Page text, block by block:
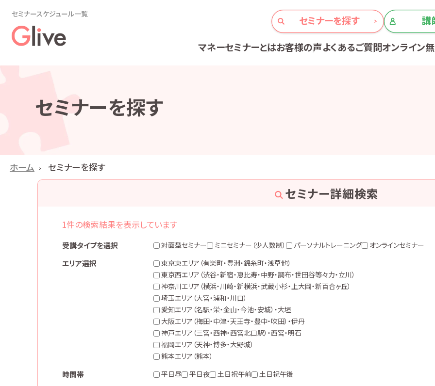
セミナースケジュール一覧
セミナーを探す 講
マネーセミナーとはお客様の声よくあるご質問オンライン
セミナーを探す
ホーム セミナーを探す
セミナー詳細検索
1件の検索結果を表示しています
受講タイプを選択 対面型セミナー ミニセミナー（少人数制） パーソナルトレーニング オンラインセミナー
エリア選択 東京東エリア （有楽町・豊洲・錦糸町・浅草他）
東京西エリア （渋谷・新宿・恵比寿・中野・調布・世田谷等々力・立川）
神奈川エリア （横浜・川崎・新横浜・武蔵小杉・上大岡・新百合ヶ丘）
埼玉エリア （大宮・浦和・川口）
愛知エリア （名駅・栄・金山・今池・安城）・大垣
大阪エリア （梅田・中津・天王寺・豊中・吹田）・伊丹
神戸エリア （三宮・西神・西宮北口駅）・西宮・明石
福岡エリア （天神・博多・大野城）
熊本エリア （熊本）
時間帯 平日昼 平日夜 土日祝午前 土日祝午後